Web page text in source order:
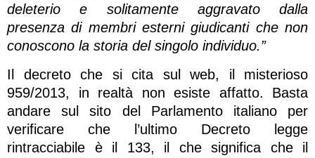
deleterio e solitamente aggravato dalla
presenza di membri esterni giudicanti che non
conoscono la storia del singolo individuo.”
Il decreto che si cita sul web, il misterioso
959/2013, in realtà non esiste affatto. Basta
andare sul sito del Parlamento italiano per
verificare che l’ultimo Decreto legge
rintracciabile è il 133, il che significa che il